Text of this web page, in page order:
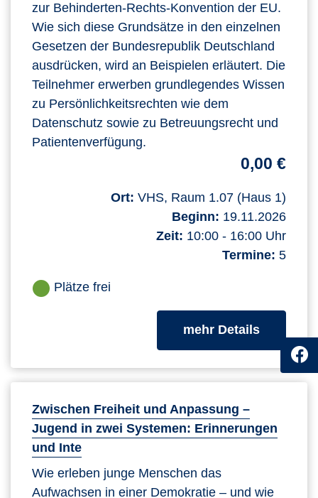
zur Behinderten-Rechts-Konvention der EU.
Wie sich diese Grundsätze in den einzelnen
Gesetzen der Bundesrepublik Deutschland
ausdrücken, wird an Beispielen erläutert. Die
Teilnehmer erwerben grundlegendes Wissen
zu Persönlichkeitsrechten wie dem
Datenschutz sowie zu Betreuungsrecht und
Patientenverfügung.
0,00 €
Ort: VHS, Raum 1.07 (Haus 1)
Beginn: 19.11.2026
Zeit: 10:00 - 16:00 Uhr
Termine: 5
Plätze frei
mehr Detailszum
Zwischen Freiheit und Anpassung –
Jugend in zwei Systemen: Erinnerungen
und Inte
Wie erleben junge Menschen das
Aufwachsen in einer Demokratie – und wie